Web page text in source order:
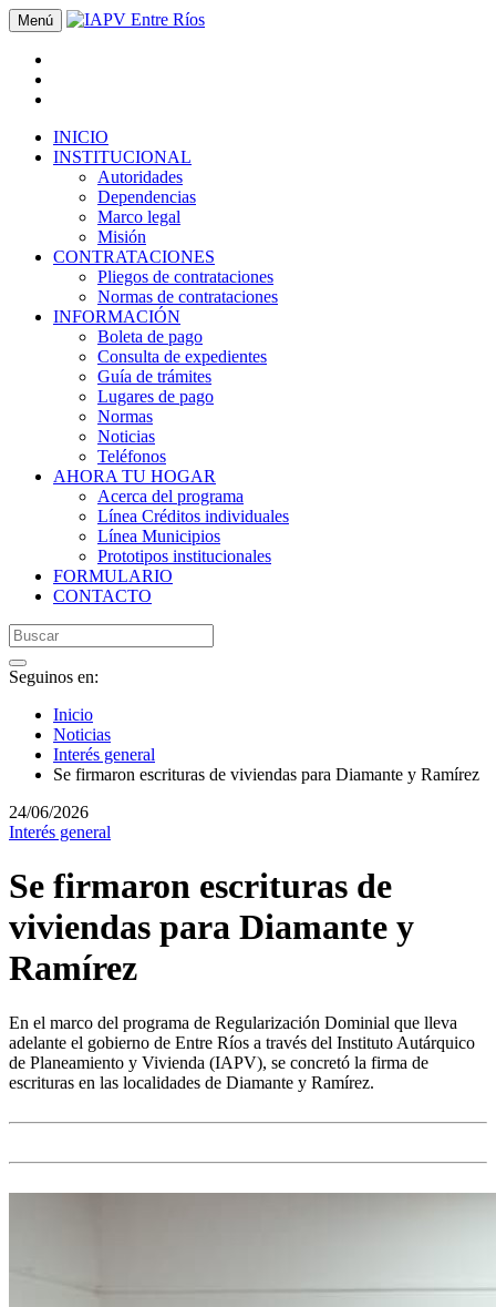
Menú
INICIO
INSTITUCIONAL
Autoridades
Dependencias
Marco legal
Misión
CONTRATACIONES
Pliegos de contrataciones
Normas de contrataciones
INFORMACIÓN
Boleta de pago
Consulta de expedientes
Guía de trámites
Lugares de pago
Normas
Noticias
Teléfonos
AHORA TU HOGAR
Acerca del programa
Línea Créditos individuales
Línea Municipios
Prototipos institucionales
FORMULARIO
CONTACTO
Seguinos en:
Inicio
Noticias
Interés general
Se firmaron escrituras de viviendas para Diamante y Ramírez
24/06/2026
Interés general
Se firmaron escrituras de
viviendas para Diamante y
Ramírez
En el marco del programa de Regularización Dominial que lleva
adelante el gobierno de Entre Ríos a través del Instituto Autárquico
de Planeamiento y Vivienda (IAPV), se concretó la firma de
escrituras en las localidades de Diamante y Ramírez.